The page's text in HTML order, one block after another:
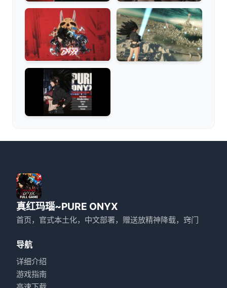
真红玛瑙~PURE ONYX
首页，官式本土化，中文部署，赠送放精神降载，窍门
导航
详细介绍
游戏指南